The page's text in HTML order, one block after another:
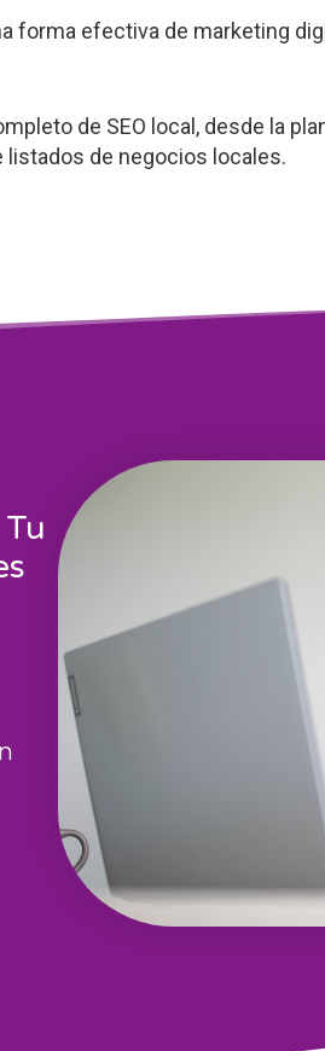
forma efectiva de marketing
de SEO local, desde la
listados de negocios locales.